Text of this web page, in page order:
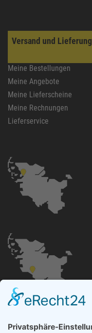
Versand und Lieferung
Meine Bestellungen
Meine Angebote
Meine Lieferscheine
Meine Rechnungen
Lieferservice